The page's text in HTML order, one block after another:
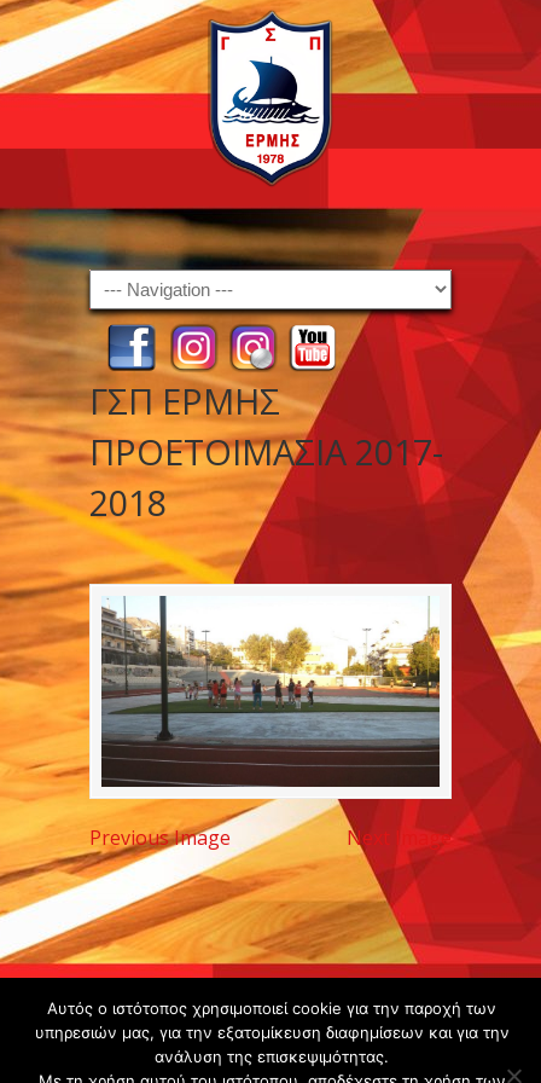
Navigation
ΓΣΠ ΕΡΜΗΣ
ΠΡΟΕΤΟΙΜΑΣΙΑ 2017-
2018
Previous Image Next Image
Copyright ©
2020 -
Gsperamatosermis.gr
Αυτός ο ιστότοπος χρησιμοποιεί cookie για την παροχή των
υπηρεσιών μας, για την εξατομίκευση διαφημίσεων και για την
ανάλυση της επισκεψιμότητας.